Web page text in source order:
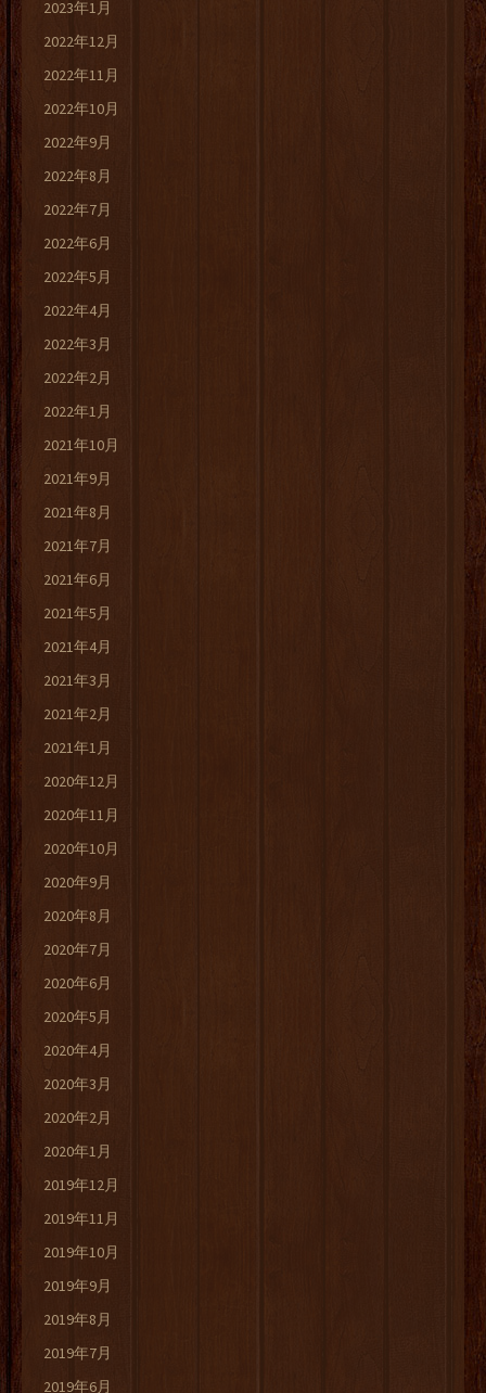
2023年1月
2022年12月
2022年11月
2022年10月
2022年9月
2022年8月
2022年7月
2022年6月
2022年5月
2022年4月
2022年3月
2022年2月
2022年1月
2021年10月
2021年9月
2021年8月
2021年7月
2021年6月
2021年5月
2021年4月
2021年3月
2021年2月
2021年1月
2020年12月
2020年11月
2020年10月
2020年9月
2020年8月
2020年7月
2020年6月
2020年5月
2020年4月
2020年3月
2020年2月
2020年1月
2019年12月
2019年11月
2019年10月
2019年9月
2019年8月
2019年7月
2019年6月